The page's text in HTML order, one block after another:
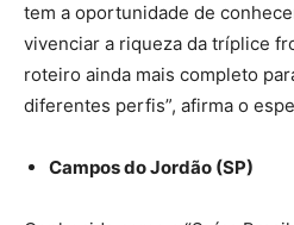
tem a oportunidade de
vivenciar a riqueza da tríplice
roteiro ainda mais completo
diferentes perfis”, afirma o
Campos do Jordão (SP)